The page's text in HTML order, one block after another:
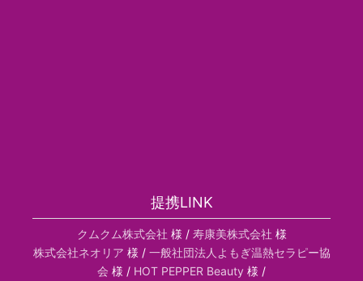
提携LINK
クムクム株式会社 様 / 寿康美株式会社 様
株式会社ネオリア 様 / 一般社団法人よもぎ温熱セラピー協
会 様 / HOT PEPPER Beauty 様 /